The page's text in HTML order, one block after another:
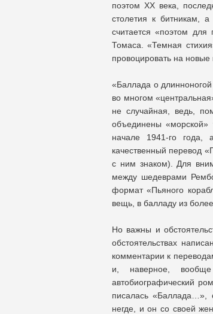
поэтом XX века,
столетия к битникам,
считается «поэтом
Томаса. «Темная
провоцировать на новые
«Баллада о
во многом
не случайная, ведь,
объединены
начале 1941-го
качественный перевод
с ним знаком). Для
между шедеврами
формат «Пьяного
вещь, в балладу из
Но важны и
обстоятельствах
комментарии к
и, наверное,
автобиографический
писалась «Баллада…»,
негде, и он cо своей